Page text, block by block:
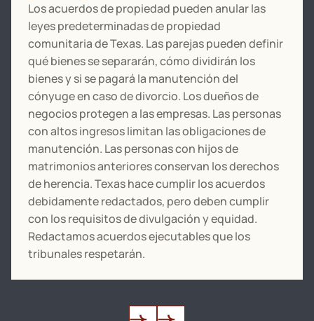
Los acuerdos de propiedad pueden anular las
leyes predeterminadas de propiedad
comunitaria de Texas. Las parejas pueden definir
qué bienes se separarán, cómo dividirán los
bienes y si se pagará la manutención del
cónyuge en caso de divorcio. Los dueños de
negocios protegen a las empresas. Las personas
con altos ingresos limitan las obligaciones de
manutención. Las personas con hijos de
matrimonios anteriores conservan los derechos
de herencia. Texas hace cumplir los acuerdos
debidamente redactados, pero deben cumplir
con los requisitos de divulgación y equidad.
Redactamos acuerdos ejecutables que los
tribunales respetarán.